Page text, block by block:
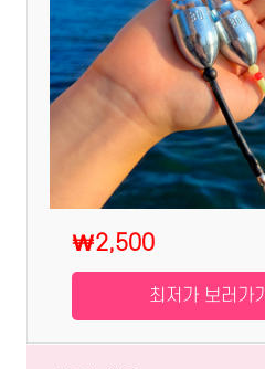
₩2,500
최저가 보러가기